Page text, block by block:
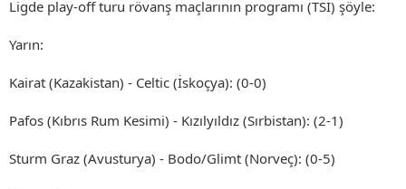
Ligde play-off turu rövanş maçlarının programı (TSİ) şöyle:
Yarın:
Kairat (Kazakistan) - Celtic (İskoçya): (0-0)
Pafos (Kıbrıs Rum Kesimi) - Kızılyıldız (Sırbistan): (2-1)
Sturm Graz (Avusturya) - Bodo/Glimt (Norveç): (0-5)